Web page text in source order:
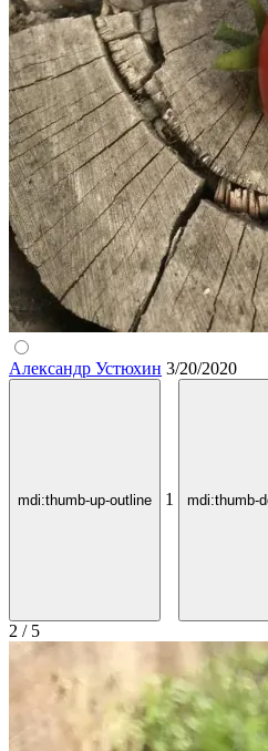
Александр Устюхин 3/20/2020
mdi:thumb-up-outline 1 mdi:thumb-
2 / 5